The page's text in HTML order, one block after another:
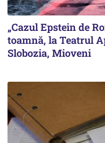
„Cazul Epstein de
toamnă, la Teatrul
Slobozia, Mioveni